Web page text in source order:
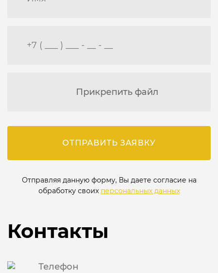
Прикрепить файл
ОТПРАВИТЬ ЗАЯВКУ
Отправляя данную форму, Вы даете согласие на
обработку своих персональных данных
Контакты
Телефон